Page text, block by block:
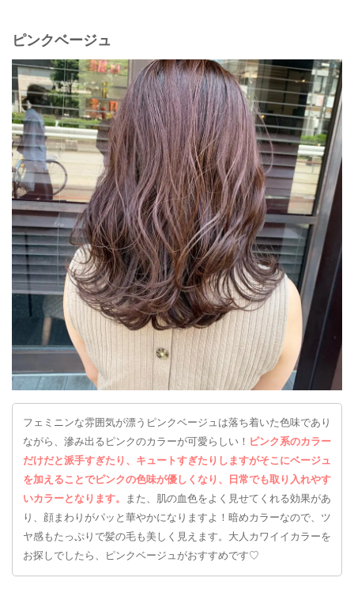
ピンクベージュ
フェミニンな雰囲気が漂うピンクベージュは落ち着いた色味であり
ながら、滲み出るピンクのカラーが可愛らしい！
ピンク系のカラー
だけだと派手すぎたり、キュートすぎたりしますがそこにベージュ
を加えることでピンクの色味が優しくなり、日常でも取り入れやす
いカラーとなります。
また、肌の血色をよく見せてくれる効果があ
り、顔まわりがパッと華やかになりますよ！暗めカラーなので、ツ
ヤ感もたっぷりで髪の毛も美しく見えます。大人カワイイカラーを
お探しでしたら、ピンクベージュがおすすめです♡